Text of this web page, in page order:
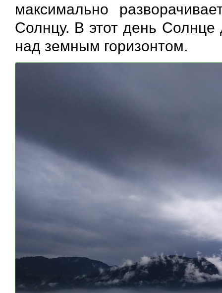
максимально
Солнцу. В этот день Солнце
над земным горизонтом.